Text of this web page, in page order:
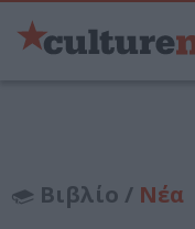
Βιβλίο / Νέα